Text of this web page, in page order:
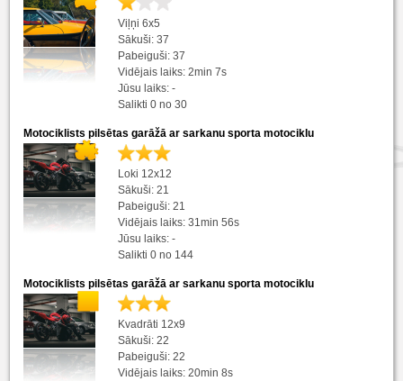
Viļņi 6x5
Sākuši: 37
Pabeiguši: 37
Vidējais laiks: 2min 7s
Jūsu laiks: -
Salikti 0 no 30
Motociklists pilsētas garāžā ar sarkanu sporta motociklu
Loki 12x12
Sākuši: 21
Pabeiguši: 21
Vidējais laiks: 31min 56s
Jūsu laiks: -
Salikti 0 no 144
Motociklists pilsētas garāžā ar sarkanu sporta motociklu
Kvadrāti 12x9
Sākuši: 22
Pabeiguši: 22
Vidējais laiks: 20min 8s